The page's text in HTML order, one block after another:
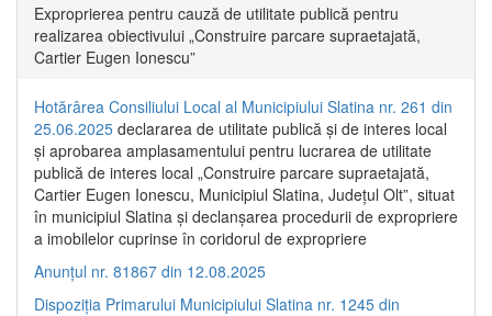
Exproprierea pentru cauză de utilitate publică pentru
realizarea obiectivului „Construire parcare supraetajată,
Cartier Eugen Ionescu”
Hotărârea Consiliului Local al Municipiului Slatina nr. 261 din
25.06.2025 declararea de utilitate publică și de interes local
și aprobarea amplasamentului pentru lucrarea de utilitate
publică de interes local „Construire parcare supraetajată,
Cartier Eugen Ionescu, Municipiul Slatina, Județul Olt”, situat
în municipiul Slatina și declanșarea procedurii de expropriere
a imobilelor cuprinse în coridorul de expropriere
Anunțul nr. 81867 din 12.08.2025
Dispoziția Primarului Municipiului Slatina nr. 1245 din